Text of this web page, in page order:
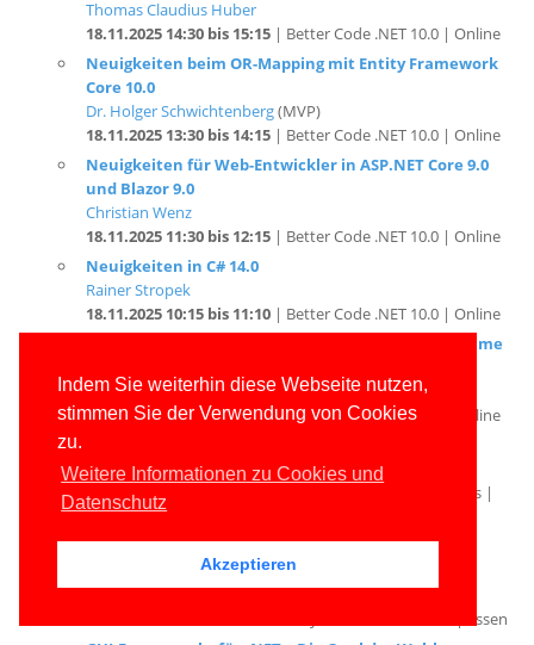
Indem Sie weiterhin diese Webseite nutzen,
stimmen Sie der Verwendung von Cookies
zu.
Weitere Informationen zu Cookies und
Datenschutz
Akzeptieren
Neuigkeiten beim OR-Mapping mit Entity Framework
Core 10.0
Dr. Holger Schwichtenberg(MVP)
18.11.2025 13:30 bis 14:15
Neuigkeiten für Web-Entwickler in ASP.NET Core 9.0
und Blazor 9.0
Christian Wenz
18.11.2025 11:30 bis 12:15
Neuigkeiten in C# 14.0
Rainer Stropek
18.11.2025 10:15 bis 11:10
.NET 10.0 im Überblick: Neuigkeiten für SDK, Runtime
und Basisklassen
Was kommt mit .NET 10.0?
Dr. Holger Schwichtenberg(MVP)
Online
2025
27.09.2025 16:20 bis 17:20| iterate=>RUHR
2025: Die Community-Konferenz im Pott | Essen
Dr. Holger Schwichtenberg(MVP)